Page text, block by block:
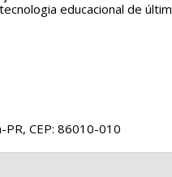
educacional de
PR, CEP: 86010-010